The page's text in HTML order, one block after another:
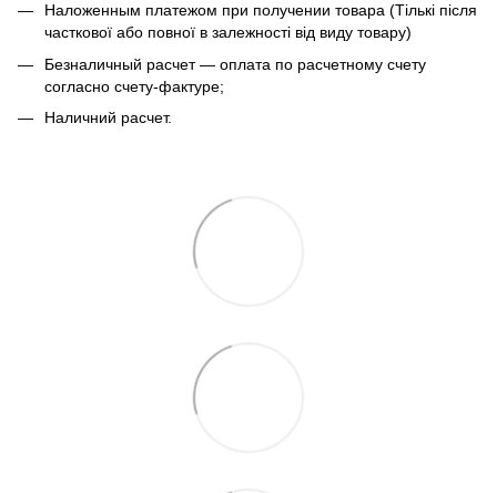
Наложенным платежом при получении товара (Тількі після
часткової або повної в залежності від виду товару)
Безналичный расчет — оплата по расчетному счету
согласно счету-фактуре;
Наличний расчет.